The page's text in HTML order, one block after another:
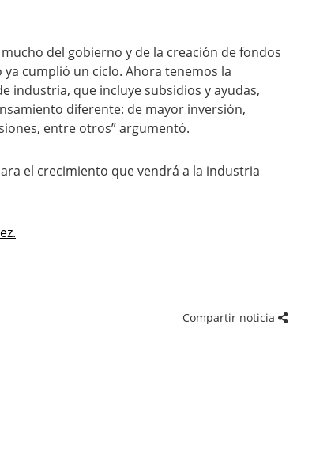
del gobierno y de la creación de fondos
cumplió un ciclo. Ahora tenemos la
industria, que incluye subsidios y ayudas,
diferente: de mayor inversión,
entre otros” argumentó.
el crecimiento que vendrá a la industria
Compartir noticia